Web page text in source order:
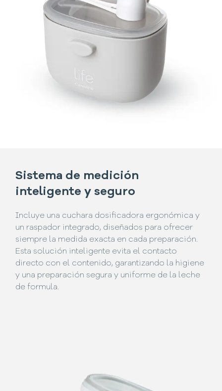
Sistema de medición
inteligente y seguro
Incluye una cuchara dosificadora ergonómica y
un raspador integrado, diseñados para ofrecer
siempre la medida exacta en cada preparación.
Esta solución inteligente evita el contacto
directo con el contenido, garantizando la higiene
y una preparación segura y uniforme de la leche
de formula.